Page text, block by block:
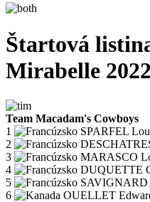
Štartová
Mirabelle 2022
Team Macadam's Cowboys
1
SPARFEL
2
3
MARASCO
4
DUQUETTE
5
SAVIGNARD
6
OUELLET